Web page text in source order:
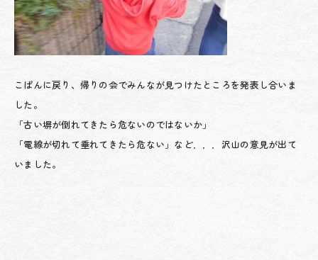
こぱんに戻り、帰りの会でみんなが見つけたところを発表し合いま
した。
「古い塀が倒れてきたら危ないのではないか」
「電線が切れて垂れてきたら危ない」など．．．沢山の意見が出て
いました。